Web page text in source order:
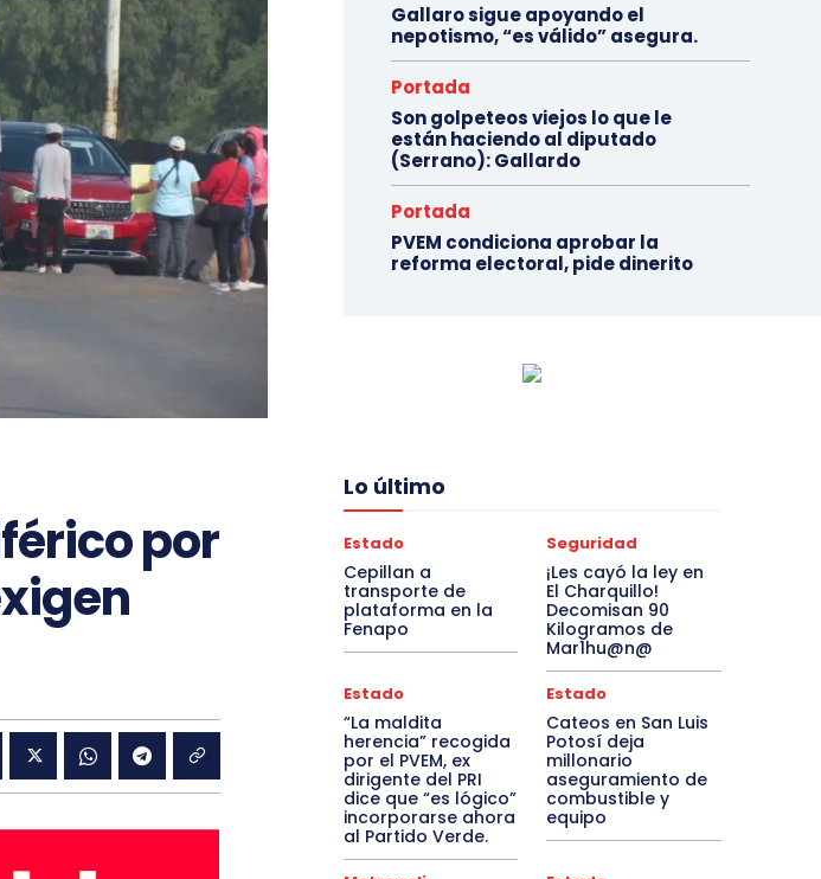
por
Gallaro sigue apoyando el
nepotismo, “es válido” asegura.
Portada
Son golpeteos viejos lo que le
están haciendo al diputado
(Serrano): Gallardo
Portada
PVEM condiciona aprobar la
reforma electoral, pide dinerito
Lo último
Estado
Cepillan a
transporte de
plataforma en la
Fenapo
Seguridad
¡Les cayó la ley en
El Charquillo!
Decomisan 90
Kilogramos de
Mar1hu@n@
Estado
“La maldita
herencia” recogida
por el PVEM, ex
dirigente del PRI
dice que “es lógico”
incorporarse ahora
al Partido Verde.
Estado
Cateos en San Luis
Potosí deja
millonario
aseguramiento de
combustible y
equipo